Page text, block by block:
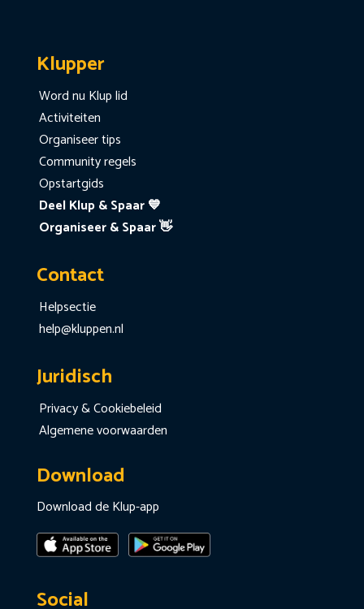
Klupper
Word nu Klup lid
Activiteiten
Organiseer tips
Community regels
Opstartgids
Deel Klup & Spaar 💙
Organiseer & Spaar 👋
Contact
Helpsectie
help@kluppen.nl
Juridisch
Privacy & Cookiebeleid
Algemene voorwaarden
Download
Download de Klup-app
Social